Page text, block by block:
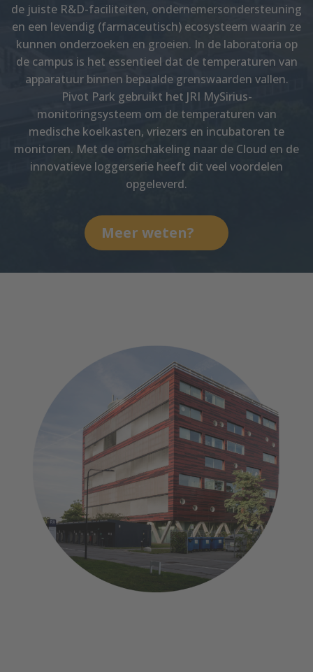
de juiste R&D-faciliteiten, ondernemersondersteuning
en een levendig (farmaceutisch) ecosysteem waarin ze
kunnen onderzoeken en groeien. In de laboratoria op
de campus is het essentieel dat de temperaturen van
apparatuur binnen bepaalde grenswaarden vallen.
Pivot Park gebruikt het JRI MySirius-
monitoringsysteem om de temperaturen van
medische koelkasten, vriezers en incubatoren te
monitoren. Met de omschakeling naar de Cloud en de
innovatieve loggerserie heeft dit veel voordelen
opgeleverd.
Meer weten?